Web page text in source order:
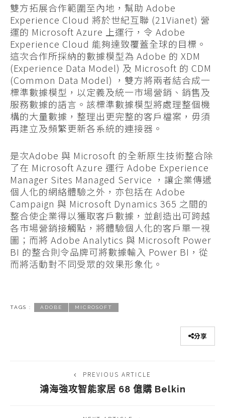
雙方拓展合作範圍至內地，幫助 Adobe
Experience Cloud 將於世紀互聯 (21Vianet) 營
運的 Microsoft Azure 上運行，令 Adobe
Experience Cloud 能夠達致覆蓋全球的目標。
這次合作所採納的數據模型為 Adobe 的 XDM
(Experience Data Model) 及 Microsoft 的 CDM
(Common Data Model) ，雙方將兩者結合成一
標準數據模型，以定義及統一市場營銷、銷售及
服務數據的語言。該標準數據模型將處理整個機
構的大量數據，整理出更完整的客戶檔案，毋須
再建立及頻繁更新各系統的連接器。
是次Adobe 與 Microsoft 的全新原生技術整合除
了在 Microsoft Azure 運行 Adobe Experience
Manager Sites Managed Service ，讓企業傳遞
個人化的網絡體驗之外，亦包括在 Adobe
Campaign 與 Microsoft Dynamics 365 之間的
整合使企業得以獲取客戶數據，並創造出可跨越
各市場營銷接觸點，將體驗個人化的客戶單一視
圖；而將 Adobe Analytics 與 Microsoft Power
BI 的整合則令品牌可將數據輸入 Power BI，從
而將活動對不同受眾的效果形象化。
TAGS : ADOBE MICROSOFT
分享
PREVIOUS ARTICLE
鴻海強攻智能家居 68 億購 Belkin